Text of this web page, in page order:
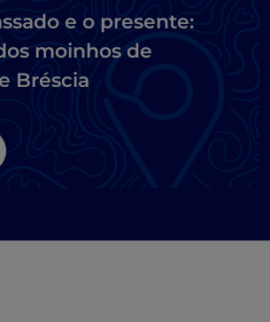
e o presente:
moinhos de
Bréscia